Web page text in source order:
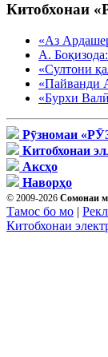
Китобхонаи
«Аз
А.
«Султони
«Пайванди
«Бурхи
Рӯзномаи
Китобхонаи
Аксҳо
Наворҳо
© 2009-2026 Сомонаи
Тамос бо мо |
Китобхонаи